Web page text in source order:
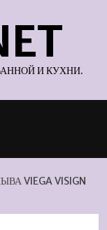
И КУХНИ.
VIEGA VISIGN